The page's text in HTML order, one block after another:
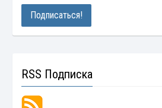
RSS Подписка